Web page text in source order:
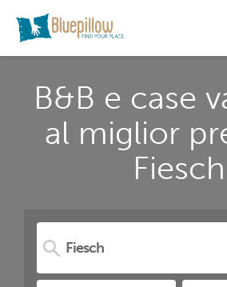
B&B e case
al miglior
Fiesch